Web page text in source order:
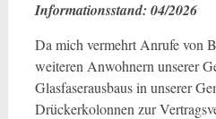
Informationsstand: 04/2026
Da mich vermehrt Anrufe von
weiteren Anwohnern unserer
Glasfaserausbaus in unserer
Drückerkolonnen zur